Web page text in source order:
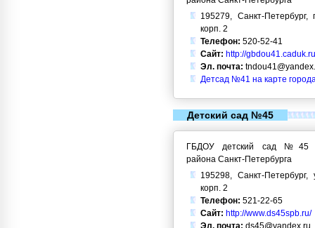
195279, Санкт-
корп. 2
Телефон: 520-52-41
Сайт: http://
Эл. почта:
Детсад №41 на карте
Детский сад №45
ГБДОУ детский сад №45
района Санкт-Петербурга
195298, Санкт-
корп. 2
Телефон: 521-22-65
Сайт: http://www.ds45spb.ru/
Эл. почта: ds45@yandex.ru